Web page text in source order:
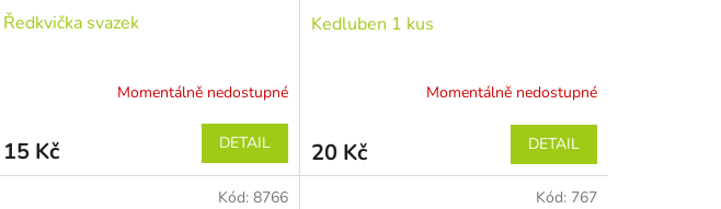
Ředkvička svazek
Momentálně nedostupné
15 Kč DETAIL
Kedluben 1 kus
Momentálně nedostupné
20 Kč DETAIL
Kód: 8766 Kód: 767